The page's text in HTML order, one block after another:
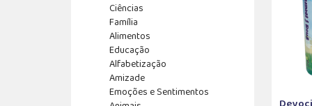
Ciências
Família
Alimentos
Educação
Alfabetização
Amizade
Emoções e Sentimentos